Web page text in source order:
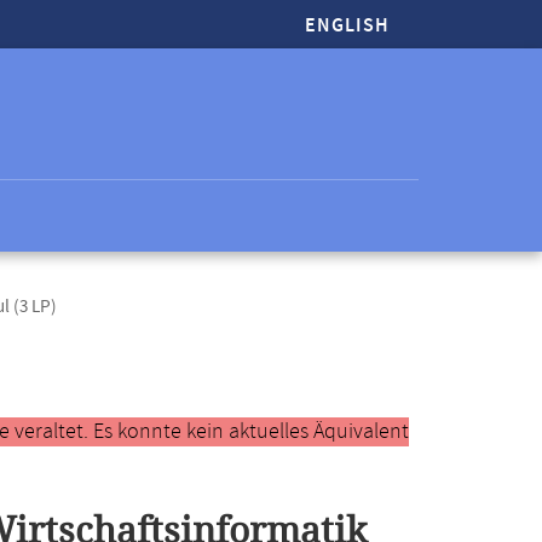
ENGLISH
(3 LP)
veraltet. Es konnte kein aktuelles Äquivalent